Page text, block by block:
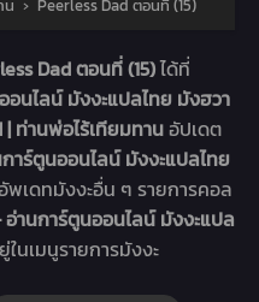
น › Peerless Dad ตอนที่ (15)
Dad ตอนที่ (15)ได้ที่
นไลน์ มังงะแปลไทย มังฮวา
| ท่านพ่อไร้เทียมทานอัปเดต
าร์ตูนออนไลน์ มังงะแปลไทย
พเดทมังงะอื่น ๆ รายการคอล
านการ์ตูนออนไลน์ มังงะแปล
ในเมนูรายการมังงะ